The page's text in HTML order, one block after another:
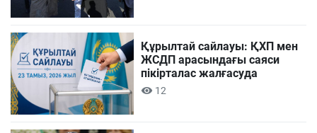
Құрылтай сайлауы: ҚХП мен
ЖСДП арасындағы саяси
пікірталас жалғасуда
12